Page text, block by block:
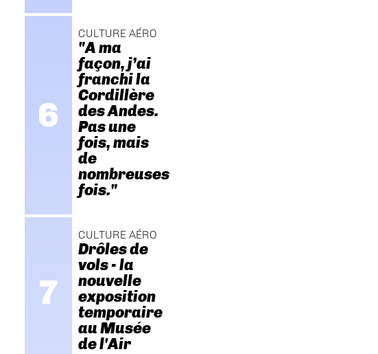
CULTURE AÉRO
"A ma
façon, j’ai
franchi la
Cordillère
des Andes.
Pas une
fois, mais
de
nombreuses
fois."
CULTURE AÉRO
Drôles de
vols - la
nouvelle
exposition
temporaire
au Musée
de l'Air